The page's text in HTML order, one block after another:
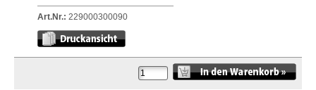
Anmelden
Art.Nr.: 229000300090